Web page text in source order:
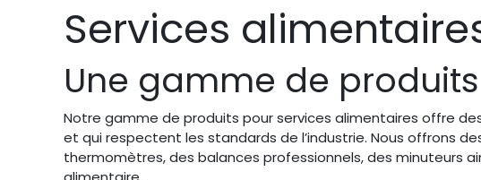
Services
Une gamme de
Notre gamme de produits pour services alimentaires offre
et qui respectent les standards de l’industrie. Nous offrons
thermomètres, des balances professionnels, des minuteurs